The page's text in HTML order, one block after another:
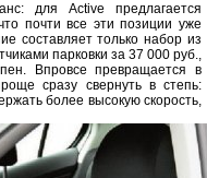
для Active предлагается
почти все эти позиции уже
составляет только набор из
парковки за 37 000 руб.,
Впровсе превращается в
сразу свернуть в степь:
более высокую скорость,